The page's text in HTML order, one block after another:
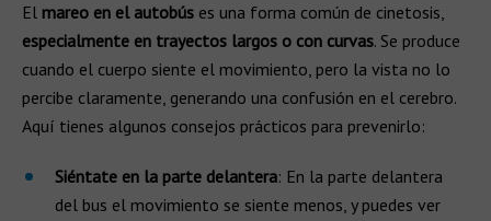
El mareo en el autobús es una forma común de cinetosis,
especialmente en trayectos largos o con curvas. Se produce
cuando el cuerpo siente el movimiento, pero la vista no lo
percibe claramente, generando una confusión en el cerebro.
Aquí tienes algunos consejos prácticos para prevenirlo:
Siéntate en la parte delantera: En la parte delantera
del bus el movimiento se siente menos, y puedes ver